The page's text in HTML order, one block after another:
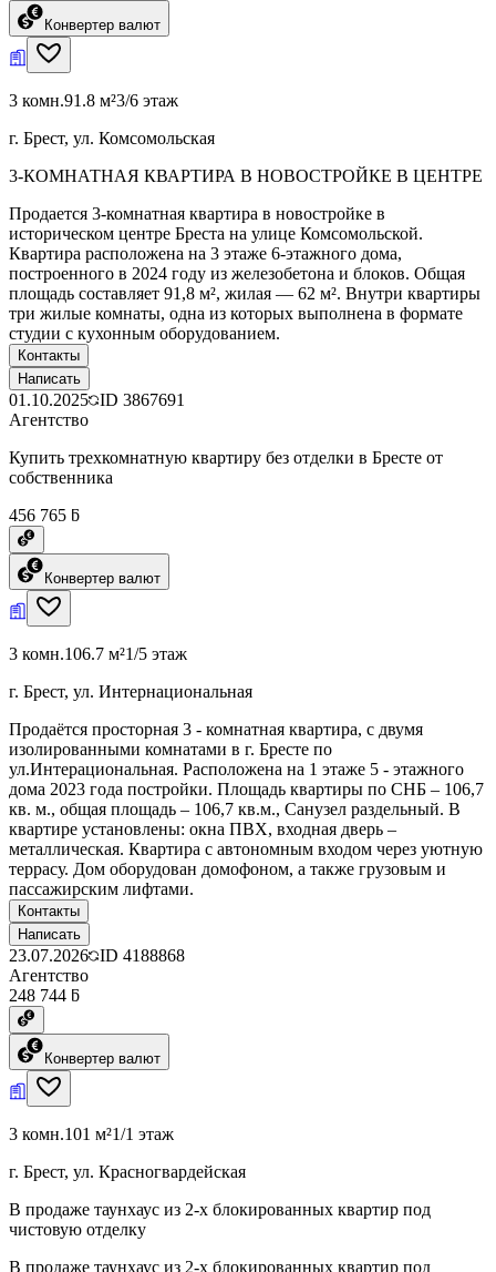
Конвертер валют
3 комн.91.8 м²3/6 этаж
г. Брест, ул. Комсомольская
3-КОМНАТНАЯ КВАРТИРА В НОВОСТРОЙКЕ В ЦЕНТРЕ
Продается 3-комнатная квартира в новостройке в
историческом центре Бреста на улице Комсомольской.
Квартира расположена на 3 этаже 6-этажного дома,
построенного в 2024 году из железобетона и блоков. Общая
площадь составляет 91,8 м², жилая — 62 м². Внутри квартиры
три жилые комнаты, одна из которых выполнена в формате
студии с кухонным оборудованием.
Контакты
Написать
01.10.2025 ID 3867691
Агентство
Купить трехкомнатную квартиру без отделки в Бресте от
собственника
456 765 ƃ
Конвертер валют
3 комн.106.7 м²1/5 этаж
г. Брест, ул. Интернациональная
Продаётся просторная 3 - комнатная квартира, с двумя
изолированными комнатами в г. Бресте по
ул.Интерациональная. Расположена на 1 этаже 5 - этажного
дома 2023 года постройки. Площадь квартиры по СНБ – 106,7
кв. м., общая площадь – 106,7 кв.м., Санузел раздельный. В
квартире установлены: окна ПВХ, входная дверь –
металлическая. Квартира с автономным входом через уютную
террасу. Дом оборудован домофоном, а также грузовым и
пассажирским лифтами.
Контакты
Написать
23.07.2026 ID 4188868
Агентство
248 744 ƃ
Конвертер валют
3 комн.101 м²1/1 этаж
г. Брест, ул. Красногвардейская
В продаже таунхаус из 2-х блокированных квартир под
чистовую отделку
В продаже таунхаус из 2-х блокированных квартир под